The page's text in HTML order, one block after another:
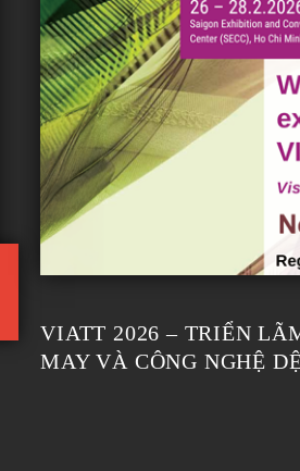
VIATT 2026 – TRIỂN
MAY VÀ CÔNG NGHỆ